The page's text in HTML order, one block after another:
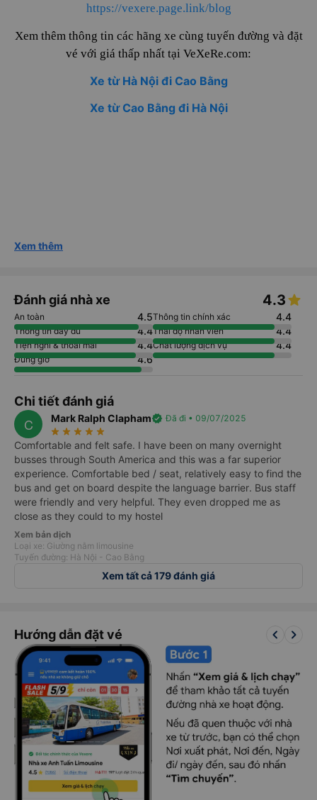
https://vexere.page.link/blog
Xem thêm thông tin các hãng xe cùng tuyến đường và đặt
vé với giá thấp nhất tại VeXeRe.com:
Xe từ Hà Nội đi Cao Bằng
Xe từ Cao Bằng đi Hà Nội
Xem thêm
Đánh giá nhà xe 4.3
An toàn 4.5Thông tin chính xác 4.4
Thông tin đầy đủ 4.4Thái độ nhân viên 4.4
Tiện nghi & thoải mái 4.4Chất lượng dịch vụ 4.4
Đúng giờ 4.6
Chi tiết đánh giá
C Mark Ralph Claphamverified Đã đi • 09/07/2025
star_rate star_rate star_rate star_rate star_rate
Comfortable and felt safe. I have been on many overnight
busses through South America and this was a far superior
experience. Comfortable bed / seat, relatively easy to find the
bus and get on board despite the language barrier. Bus staff
were friendly and very helpful. They even dropped me as
close as they could to my hostel
Xem bản dịch
Loại xe: Giường nằm limousine
Tuyến đường: Hà Nội - Cao Bằng
Xem tất cả 179 đánh giá
Hướng dẫn đặt vé keyboard_arrow_left keyboard_arrow_right